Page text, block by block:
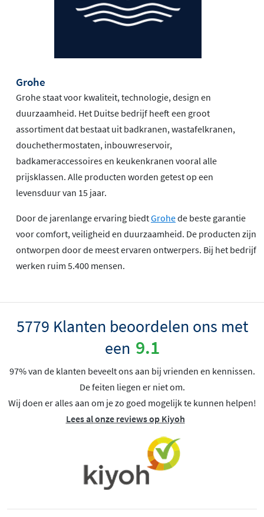
Grohe
Grohe staat voor kwaliteit, technologie, design en
duurzaamheid. Het Duitse bedrijf heeft een groot
assortiment dat bestaat uit badkranen, wastafelkranen,
douchethermostaten, inbouwreservoir,
badkameraccessoires en keukenkranen vooral alle
prijsklassen. Alle producten worden getest op een
levensduur van 15 jaar.
Door de jarenlange ervaring biedtGrohede beste garantie
voor comfort, veiligheid en duurzaamheid. De producten zijn
ontworpen door de meest ervaren ontwerpers. Bij het bedrijf
werken ruim 5.400 mensen.
5779 Klanten beoordelen ons met
een 9.1
97% van de klanten beveelt ons aan bij vrienden en kennissen.
De feiten liegen er niet om.
Wij doen er alles aan om je zo goed mogelijk te kunnen helpen!
Lees al onze reviews op Kiyoh